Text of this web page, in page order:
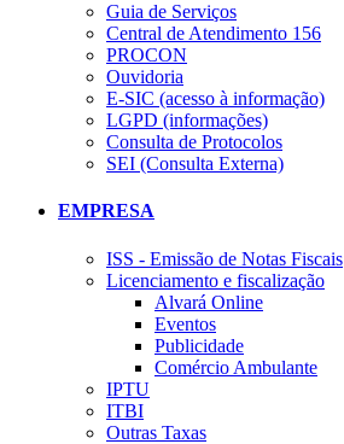
Guia de Serviços
Central de Atendimento 156
PROCON
Ouvidoria
E-SIC (acesso à informação)
LGPD (informações)
Consulta de Protocolos
SEI (Consulta Externa)
EMPRESA
ISS - Emissão de Notas Fiscais
Licenciamento e fiscalização
Alvará Online
Eventos
Publicidade
Comércio Ambulante
IPTU
ITBI
Outras Taxas